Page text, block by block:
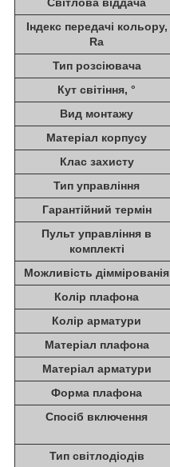
Індекс передачі кольору,
Ra
Тип розсіювача
Кут світіння, °
Вид монтажу
Матеріал корпусу
Клас захисту
Тип управління
Гарантійний термін
Пульт управління в
комплекті
Можливість діммірованія
Колір плафона
Колір арматури
Матеріал плафона
Матеріал арматури
Форма плафона
Спосіб включення
Тип світлодіодів